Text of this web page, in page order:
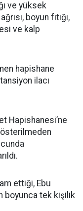
ve yüksek
boyun fıtığı,
ve kalp
hapishane
ilacı
Hapishanesi’ne
ettiği, Ebu
boyunca tek kişilik